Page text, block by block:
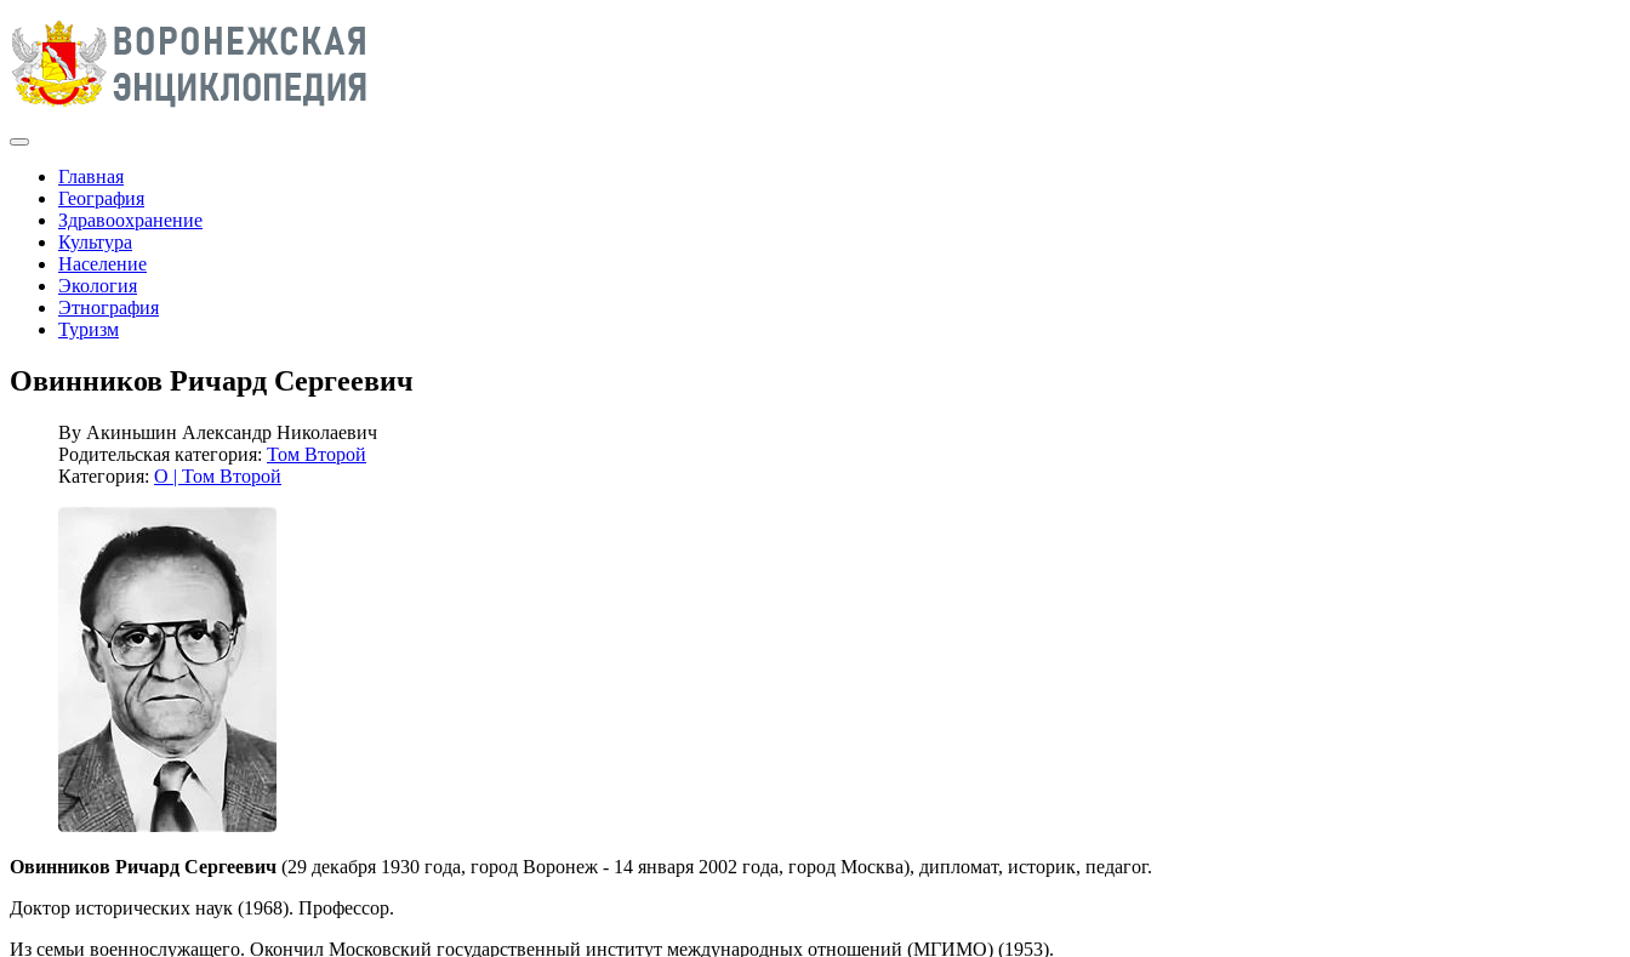
Главная
География
Здравоохранение
Культура
Население
Экология
Этнография
Туризм
Овинников Ричард Сергеевич
By Акиньшин Александр Николаевич
Родительская категория: Том Второй
Категория: О | Том Второй
Овинников Ричард Сергеевич (29 декабря 1930 года, город Воронеж - 14 января 2002 года, город Москва), дипломат, историк, педагог.
Доктор исторических наук (1968). Профессор.
Из семьи военнослужащего. Окончил Московский государственный институт международных отношений (МГИМО) (1953).